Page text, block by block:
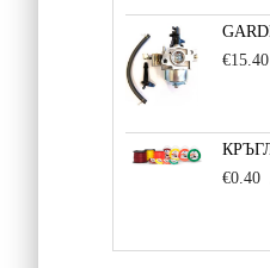
€15.40
€0.40